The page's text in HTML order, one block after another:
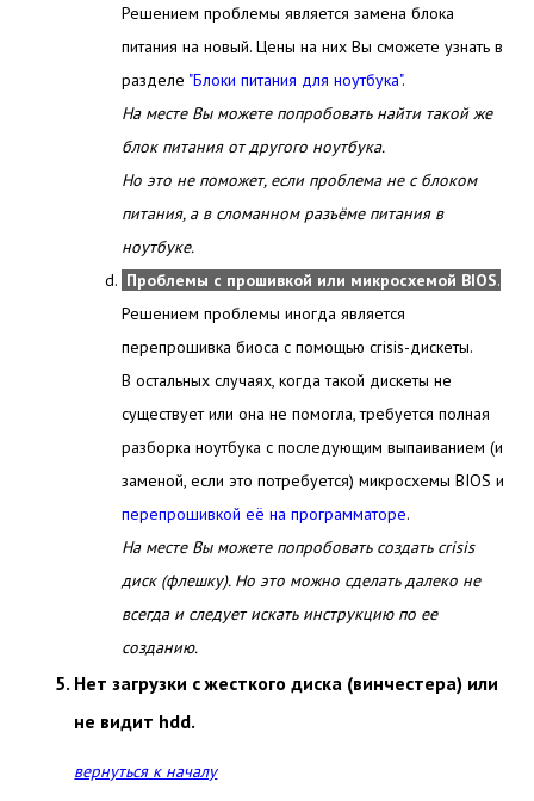
Решением проблемы является замена блока
питания на новый. Цены на них Вы сможете узнать в
разделе "Блоки питания для ноутбука".
На месте Вы можете попробовать найти такой же
блок питания от другого ноутбука.
Но это не поможет, если проблема не с блоком
питания, а в сломанном разъёме питания в
ноутбуке.
Проблемы с прошивкой или микросхемой BIOS.
Решением проблемы иногда является
перепрошивка биоса с помощью crisis-дискеты.
В остальных случаях, когда такой дискеты не
существует или она не помогла, требуется полная
разборка ноутбука с последующим выпаиванием (и
заменой, если это потребуется) микросхемы BIOS и
перепрошивкой её на программаторе.
На месте Вы можете попробовать создать crisis
диск (флешку). Но это можно сделать далеко не
всегда и следует искать инструкцию по ее
созданию.
Нет загрузки с жесткого диска (винчестера) или
не видит hdd.
вернуться к началу